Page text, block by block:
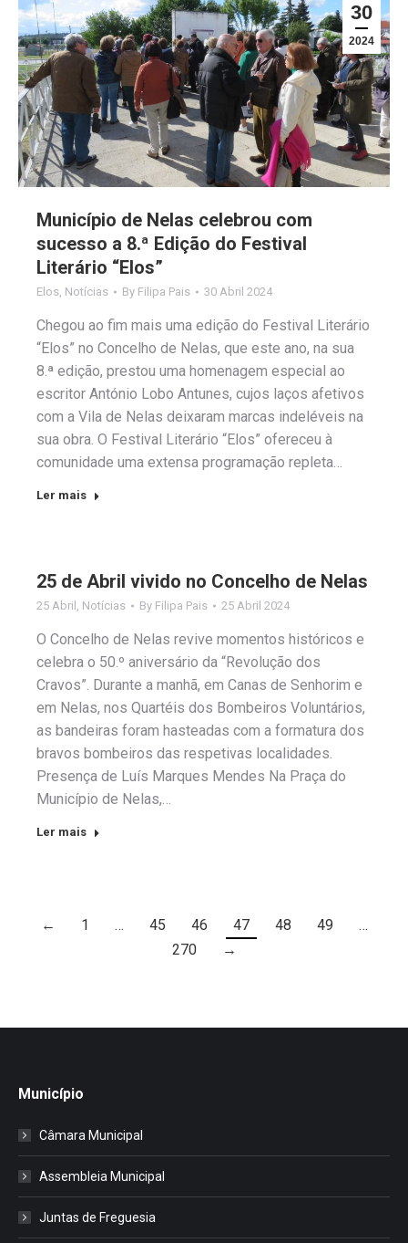
30
2024
Município de Nelas celebrou com
sucesso a 8.ª Edição do Festival
Literário “Elos”
Elos Notícias By Filipa Pais 30 Abril 2024
Chegou ao fim mais uma edição do Festival Literário
“Elos” no Concelho de Nelas, que este ano, na sua
8.ª edição, prestou uma homenagem especial ao
escritor António Lobo Antunes, cujos laços afetivos
com a Vila de Nelas deixaram marcas indeléveis na
sua obra. O Festival Literário “Elos” ofereceu à
comunidade uma extensa programação repleta…
Ler mais
25 de Abril vivido no Concelho de Nelas
25 Abril Notícias By Filipa Pais 25 Abril 2024
O Concelho de Nelas revive momentos históricos e
celebra o 50.º aniversário da “Revolução dos
Cravos”. Durante a manhã, em Canas de Senhorim e
em Nelas, nos Quartéis dos Bombeiros Voluntários,
as bandeiras foram hastead​a​s com a formatura dos
bravos bombeiros das respetivas localidades.
Presença de Luís Marques Mendes Na Praça do
Município de Nelas,…
Ler mais
← 1 … 45 46 47 48 49
…
270
→
Município
Câmara Municipal
Assembleia Municipal
Juntas de Freguesia